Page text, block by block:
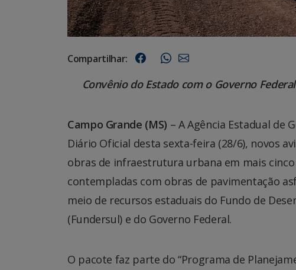
Compartilhar:
Convênio do Estado com o Governo
Campo Grande (MS) – A Agência Estadual de
Diário Oficial desta sexta-feira (28/6), novos
obras de infraestrutura urbana em mais
contempladas com obras de pavimentação
meio de recursos estaduais do Fundo de
(Fundersul) e do Governo Federal.
O pacote faz parte do “Programa de